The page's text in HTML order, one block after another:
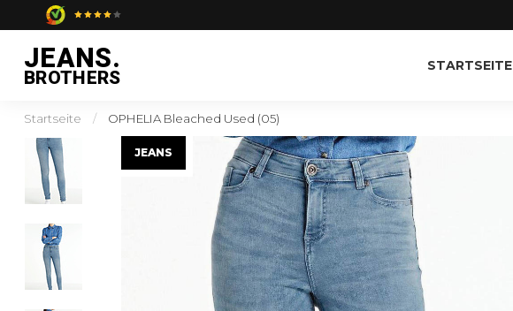
JEANS.
BROTHERS STARTSEITE
Startseite / OPHELIA Bleached Used (05)
JEANS